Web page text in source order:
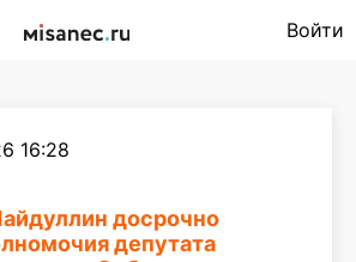
Войти
16:28
досрочно
депутата